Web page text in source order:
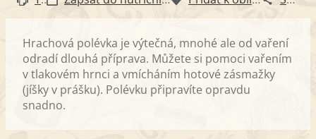
Hrachová polévka je výtečná, mnohé ale od vaření
odradí dlouhá příprava. Můžete si pomoci vařením
v tlakovém hrnci a vmícháním hotové zásmažky
(jíšky v prášku). Polévku připravíte opravdu
snadno.